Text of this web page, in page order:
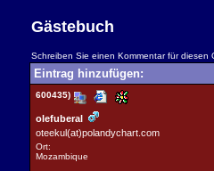
Gästebuch
Schreiben Sie einen Kommentar für diesen
Eintrag hinzufügen:
600435)
olefuberal
oteekul(at)polandychart.com
Ort:
Mozambique